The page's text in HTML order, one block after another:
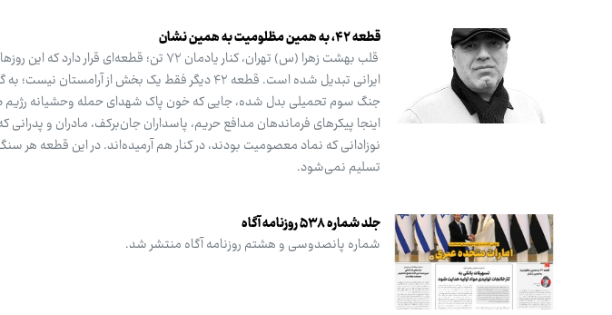
قطعه ۴۲، به همین مظلومیت به همین نشان
قلب بهشت زهرا (س) تهران، کنار یادمان ۷۲ تن؛
جنگ سوم تحمیلی بدل شده، جایی که خون پاک شهدای حمله وحشیانه رژیم
اینجا پیکرهای فرماندهان مدافع حریم، پاسداران جان‌برکف، مادران و
نوزادانی که نماد معصومیت بودند، در کنار هم آرمیده‌اند. در این قطعه هر
تسلیم نمی‌شود.
جلد شماره ۵۳۸ روزنامه آگاه
شماره پانصدوسی و هشتم روزنامه آگاه منتشر شد.